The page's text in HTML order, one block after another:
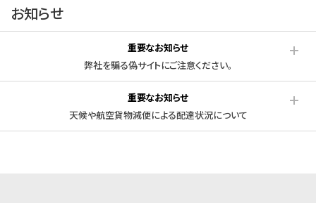
お知らせ
重要なお知らせ
弊社を騙る偽サイトにご注意ください。
重要なお知らせ
天候や航空貨物減便による配達状況について